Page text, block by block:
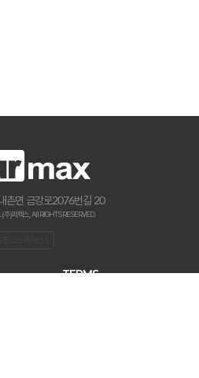
촌면 금강로2076번길 20
)퍼맥스., All RIGHTS RESERVED.
TERMS